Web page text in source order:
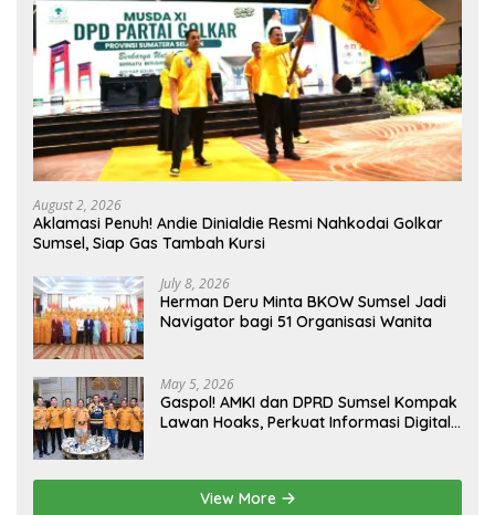
August 2, 2026
Aklamasi Penuh! Andie Dinialdie Resmi Nahkodai Golkar
Sumsel, Siap Gas Tambah Kursi
July 8, 2026
Herman Deru Minta BKOW Sumsel Jadi
Navigator bagi 51 Organisasi Wanita
May 5, 2026
Gaspol! AMKI dan DPRD Sumsel Kompak
Lawan Hoaks, Perkuat Informasi Digital
View More